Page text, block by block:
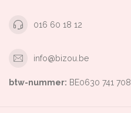
016 60 18 12
info@bizou.be
btw-nummer: BE0630 741 708